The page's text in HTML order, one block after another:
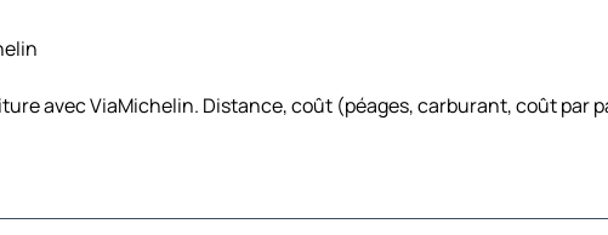
avec ViaMichelin. Distance, coût (péages, carburant, coût par